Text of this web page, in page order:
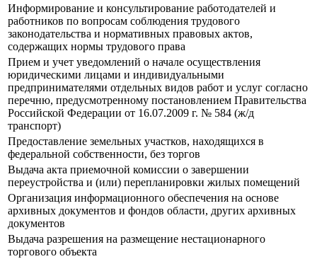
Информирование и консультирование работодателей и
работников по вопросам соблюдения трудового
законодательства и нормативных правовых актов,
содержащих нормы трудового права
Прием и учет уведомлений о начале осуществления
юридическими лицами и индивидуальными
предпринимателями отдельных видов работ и услуг согласно
перечню, предусмотренному постановлением Правительства
Российской Федерации от 16.07.2009 г. № 584 (ж/д
транспорт)
Предоставление земельных участков, находящихся в
федеральной собственности, без торгов
Выдача акта приемочной комиссии о завершении
переустройства и (или) перепланировки жилых помещений
Организация информационного обеспечения на основе
архивных документов и фондов области, других архивных
документов
Выдача разрешения на размещение нестационарного
торгового объекта